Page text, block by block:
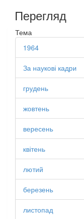
Перегляд
Тема
1964
За наукові кадри
грудень
жовтень
вересень
квітень
лютий
березень
листопад